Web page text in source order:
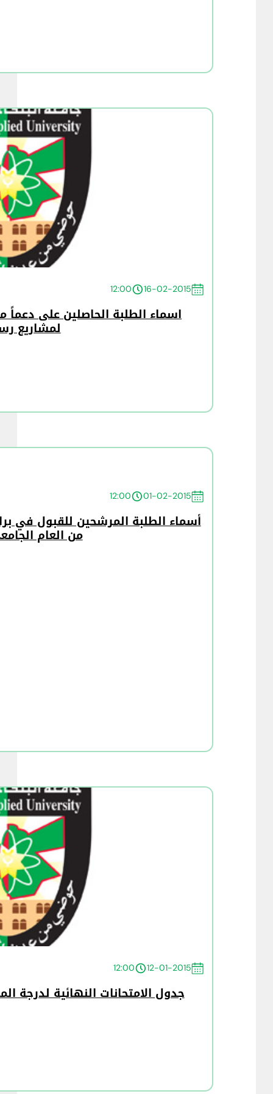
16-02-2015
12:00
اسماء الطلبة الحاصلين على
لمشاريع
01-02-2015
12:00
أسماء الطلبة المرشحين للقبول في
من العام الجامعي 2014
12-01-2015
12:00
جدول الامتحانات النهائية لدرجة